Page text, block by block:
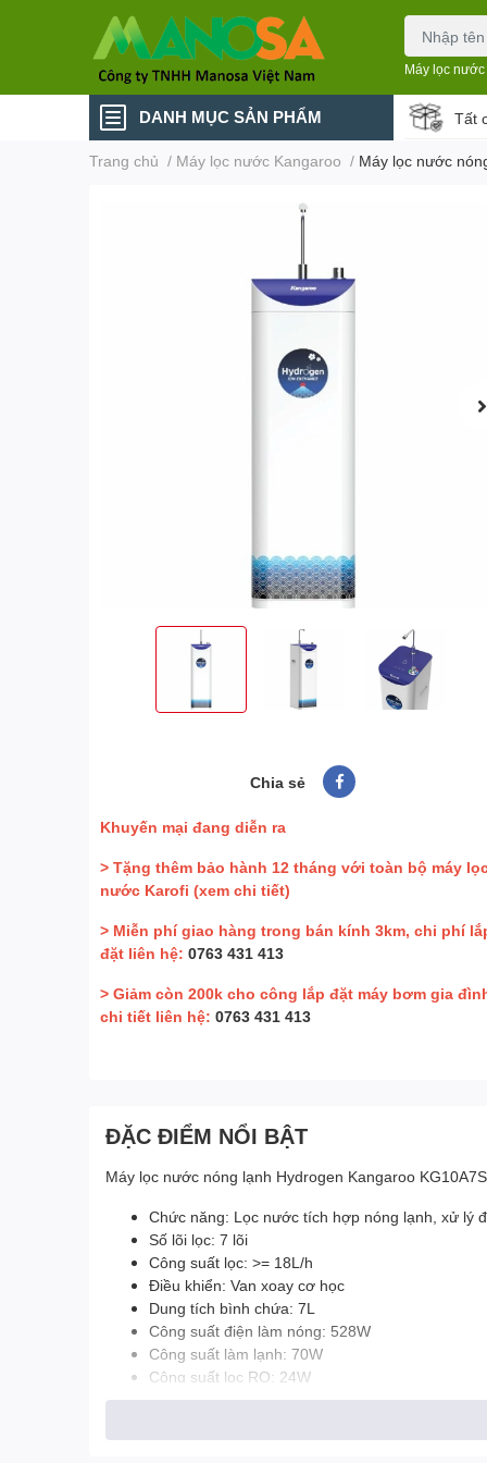
Máy lọc nước
DANH MỤC SẢN PHẨM Tất
Trang chủ / Máy lọc nước Kangaroo / Máy lọc nước
Chia sẻ
Khuyến mại đang diễn ra
> Tặng thêm bảo hành 12 tháng với toàn bộ máy
nước Karofi (xem chi tiết)
> Miễn phí giao hàng trong bán kính 3km, chi phí
đặt liên hệ: 0763 431 413
> Giảm còn 200k cho công lắp đặt máy bơm gia
chi tiết liên hệ: 0763 431 413
ĐẶC ĐIỂM NỔI BẬT
Máy lọc nước nóng lạnh Hydrogen Kangaroo KG10A7S
Chức năng: Lọc nước tích hợp nóng lạnh, xử lý
Số lõi lọc: 7 lõi
Công suất lọc: >= 18L/h
Điều khiển: Van xoay cơ học
Dung tích bình chứa: 7L
Công suất điện làm nóng: 528W
Công suất làm lạnh: 70W
Công suất lọc RO: 24W